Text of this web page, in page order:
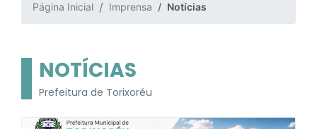
Página Inicial Imprensa Notícias
NOTÍCIAS
Prefeitura de Torixoréu